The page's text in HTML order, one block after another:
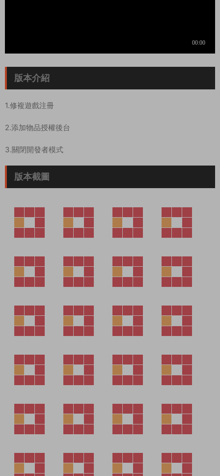
版本介紹
1.修複遊戲注冊
2.添加物品授權後台
3.關閉開發者模式
版本截圖